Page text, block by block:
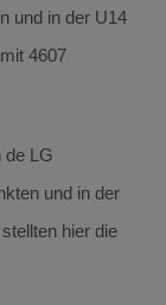
und in der U14
4607
de LG
und in der
hier die